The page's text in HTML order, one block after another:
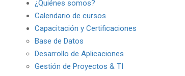
¿Quiénes somos?
Calendario de cursos
Capacitación y Certificaciones
Base de Datos
Desarrollo de Aplicaciones
Gestión de Proyectos & TI